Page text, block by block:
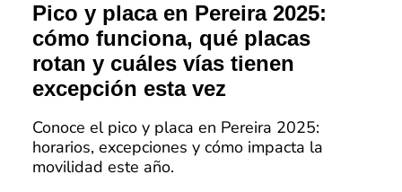
Pico y placa en Pereira 2025:
cómo funciona, qué placas
rotan y cuáles vías tienen
excepción esta vez
Conoce el pico y placa en Pereira 2025:
horarios, excepciones y cómo impacta la
movilidad este año.